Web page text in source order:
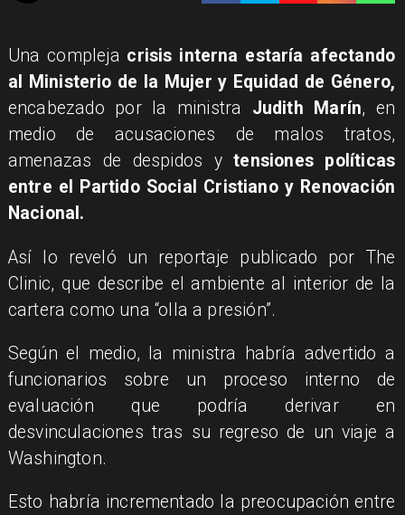
Una compleja crisis interna estaría afectando
al Ministerio de la Mujer y Equidad de Género,
encabezado por la ministra Judith Marín, en
medio de acusaciones de malos tratos,
amenazas de despidos ytensiones políticas
entre el Partido Social Cristiano y Renovación
Nacional.
Así lo reveló un reportaje publicado por The
Clinic, que describe el ambiente al interior de la
cartera como una “olla a presión”.
Según el medio, la ministra habría advertido a
funcionarios sobre un proceso interno de
evaluación que podría derivar en
desvinculaciones tras su regreso de un viaje a
Washington.
Esto habría incrementado la preocupación entre